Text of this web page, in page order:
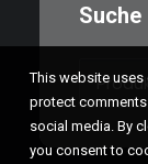
Suche
Suchen
nach:
This website
protect
social media. By
you consent to